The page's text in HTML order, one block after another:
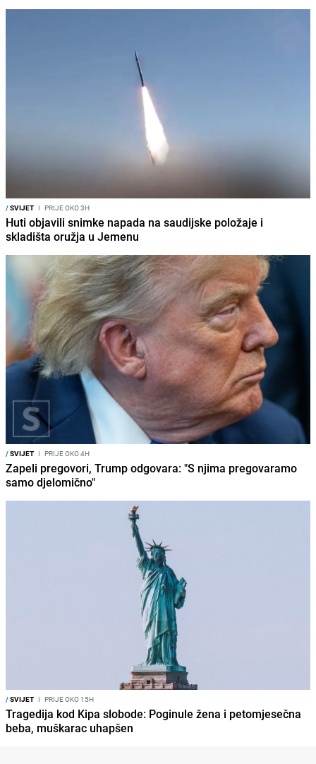
/SVIJET I PRIJE OKO 3H
Huti objavili snimke napada na saudijske položaje i
skladišta oružja u Jemenu
/SVIJET I PRIJE OKO 4H
Zapeli pregovori, Trump odgovara: "S njima pregovaramo
samo djelomično"
/SVIJET I PRIJE OKO 15H
Tragedija kod Kipa slobode: Poginule žena i petomjesečna
beba, muškarac uhapšen